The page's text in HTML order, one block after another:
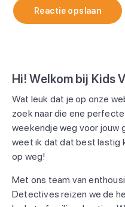
Reactie opslaan
Hi! Welkom bij Kids
Wat leuk dat je op onze
zoek naar die ene
weekendje weg voor jouw
weet ik dat dat best lastig
op weg!
Met ons team van
Detectives reizen we de